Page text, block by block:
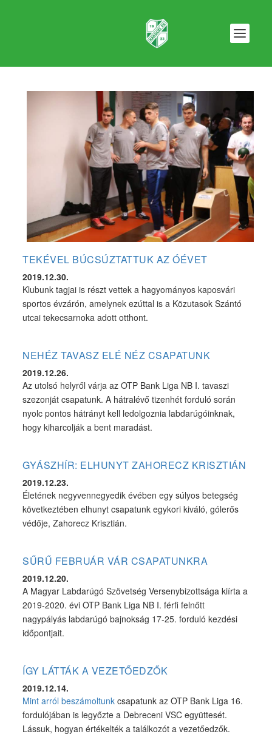
TEKÉVEL BÚCSÚZTATTUK AZ ÓÉVET
2019.12.30.
Klubunk tagjai is részt vettek a hagyományos kaposvári
sportos évzárón, amelynek ezúttal is a Közutasok Szántó
utcai tekecsarnoka adott otthont.
NEHÉZ TAVASZ ELÉ NÉZ CSAPATUNK
2019.12.26.
Az utolsó helyről várja az OTP Bank Liga NB I. tavaszi
szezonját csapatunk. A hátralévő tizenhét forduló során
nyolc pontos hátrányt kell ledolgoznia labdarúgóinknak,
hogy kiharcolják a bent maradást.
GYÁSZHÍR: ELHUNYT ZAHORECZ KRISZTIÁN
2019.12.23.
Életének negyvennegyedik évében egy súlyos betegség
következtében elhunyt csapatunk egykori kiváló, gólerős
védője, Zahorecz Krisztián.
SŰRŰ FEBRUÁR VÁR CSAPATUNKRA
2019.12.20.
A Magyar Labdarúgó Szövetség Versenybizottsága kiírta a
2019-2020. évi OTP Bank Liga NB I. férfi felnőtt
nagypályás labdarúgó bajnokság 17-25. forduló kezdési
időpontjait.
ÍGY LÁTTÁK A VEZETŐEDZŐK
2019.12.14.
Mint arról beszámoltunk csapatunk az OTP Bank Liga 16.
fordulójában is legyőzte a Debreceni VSC együttesét.
Lássuk, hogyan értékelték a találkozót a vezetőedzők.